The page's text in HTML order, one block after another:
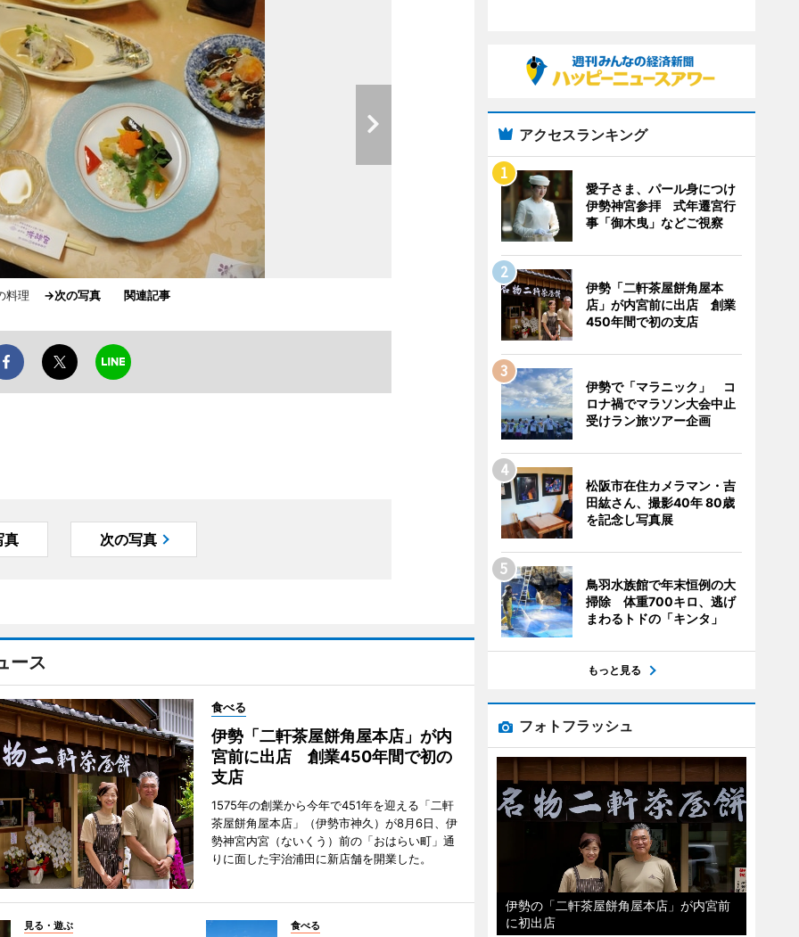
料理 →次の写真 関連記事
真 次の写真
ース
食べる
伊勢「二軒茶屋餅角屋本店」が内
宮前に出店 創業450年間で初の
支店
1575年の創業から今年で451年を迎える「二軒
茶屋餅角屋本店」（伊勢市神久）が8月6日、伊
勢神宮内宮（ないくう）前の「おはらい町」通
りに面した宇治浦田に新店舗を開業した。
見る・遊ぶ 食べる
アクセスランキング
愛子さま、パール身につけ
伊勢神宮参拝 式年遷宮行
事「御木曳」などご視察
伊勢「二軒茶屋餅角屋本
店」が内宮前に出店 創業
450年間で初の支店
伊勢で「マラニック」 コ
ロナ禍でマラソン大会中止
受けラン旅ツアー企画
松阪市在住カメラマン・吉
田紘さん、撮影40年 80歳
を記念し写真展
鳥羽水族館で年末恒例の大
掃除 体重700キロ、逃げ
まわるトドの「キンタ」
もっと見る
フォトフラッシュ
伊勢の「二軒茶屋餅角屋本店」が内宮前
に初出店